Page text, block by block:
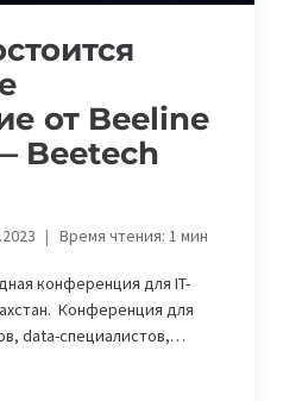
от Beeline
Beetech
Время чтения: 1мин
конференция для IT-
Конференция для
data-специалистов,…